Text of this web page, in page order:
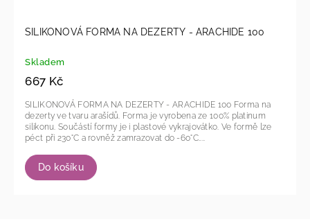
SILIKONOVÁ FORMA NA DEZERTY - ARACHIDE 100
Skladem
667 Kč
Do košíku
SILIKONOVÁ FORMA NA DEZERTY - ARACHIDE 100 Forma na
dezerty ve tvaru arašídů. Forma je vyrobena ze 100% platinum
silikonu. Součástí formy je i plastové vykrajovátko. Ve formě lze
péct při 230°C a rovněž zamrazovat do -60°C....